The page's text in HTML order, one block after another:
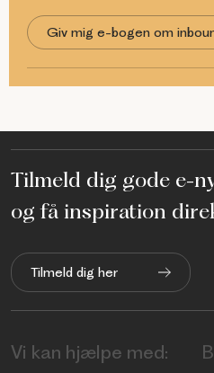
Tilmeld dig gode e-
og få inspiration
Tilmeld dig her
Vi kan hjælpe med: